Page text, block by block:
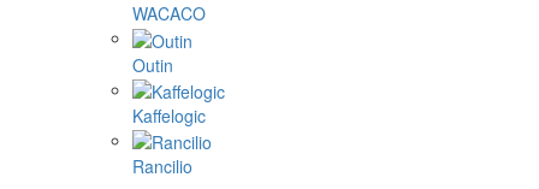
WACACO
Outin
Kaffelogic
Rancilio